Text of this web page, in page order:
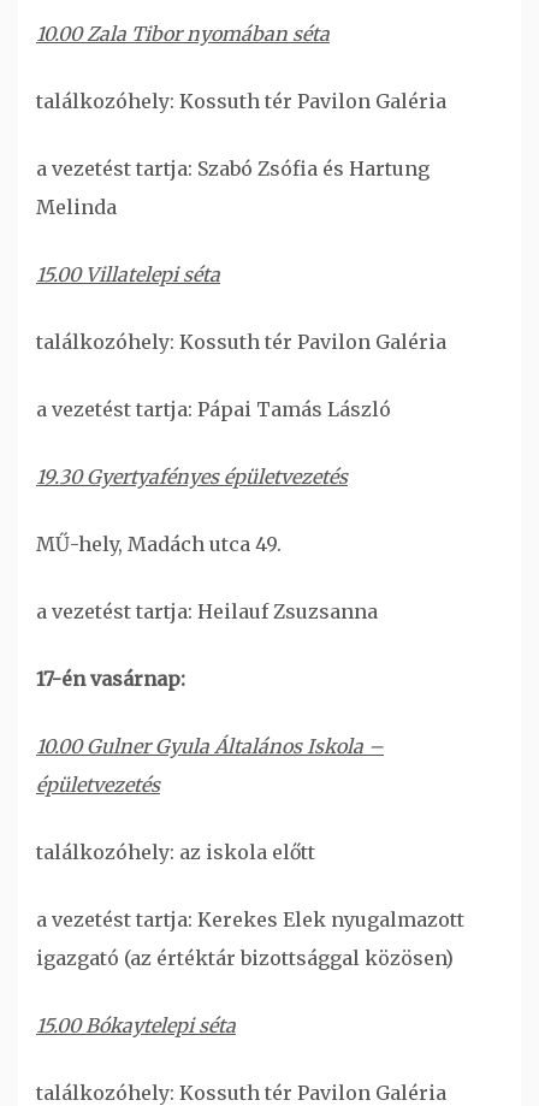
10.00 Zala Tibor nyomában séta
találkozóhely: Kossuth tér Pavilon Galéria
a vezetést tartja: Szabó Zsófia és Hartung
Melinda
15.00 Villatelepi séta
találkozóhely: Kossuth tér Pavilon Galéria
a vezetést tartja: Pápai Tamás László
19.30 Gyertyafényes épületvezetés
MŰ-hely, Madách utca 49.
a vezetést tartja: Heilauf Zsuzsanna
17-én vasárnap:
10.00 Gulner Gyula Általános Iskola –
épületvezetés
találkozóhely: az iskola előtt
a vezetést tartja: Kerekes Elek nyugalmazott
igazgató (az értéktár bizottsággal közösen)
15.00 Bókaytelepi séta
találkozóhely: Kossuth tér Pavilon Galéria